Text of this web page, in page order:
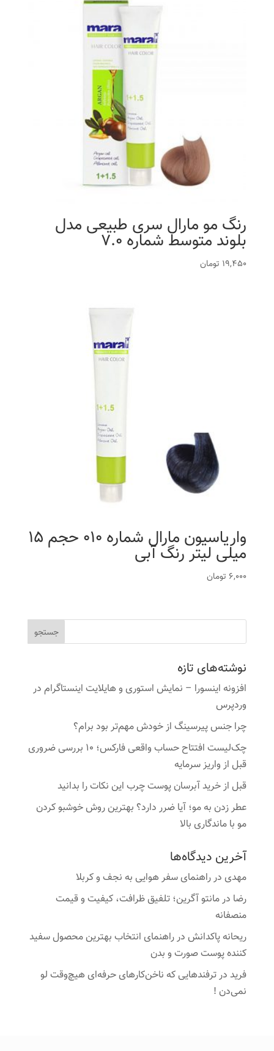
رنگ مو مارال سری طبیعی مدل
بلوند متوسط شماره 7.0
19,450 تومان
واریاسیون مارال شماره 010 حجم 15
میلی لیتر رنگ آبی
6,000 تومان
نوشته‌های تازه
افزونه اینسورا – نمایش استوری و هایلایت اینستاگرام در
وردپرس
چرا جنس پیرسینگ از خودش مهم‌تر بود برام؟
چک‌لیست افتتاح حساب واقعی فارکس؛ ۱۰ بررسی ضروری
قبل از واریز سرمایه
قبل از خرید آبرسان پوست چرب این نکات را بدانید
عطر زدن به مو؛ آیا ضرر دارد؟ بهترین روش خوشبو کردن
مو با ماندگاری بالا
آخرین دیدگاه‌ها
مهدیدرراهنمای سفر هوایی به نجف و کربلا
رضا درمانتو آگرین؛ تلفیق ظرافت، کیفیت و قیمت
منصفانه
ریحانه پاکدانشدرراهنمای انتخاب بهترین محصول سفید
کننده پوست صورت و بدن
فریددرترفندهایی که ناخن‌کارهای حرفه‌ای هیچ‌وقت لو
نمی‌دن !